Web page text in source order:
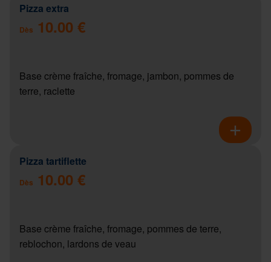
Pizza extra
Dès 10.00 €
Base crème fraîche, fromage, jambon, pommes de
terre, raclette
Pizza tartiflette
Dès 10.00 €
Base crème fraîche, fromage, pommes de terre,
reblochon, lardons de veau